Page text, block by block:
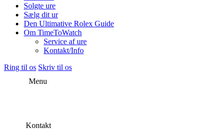
Solgte ure
Sælg dit ur
Den Ultimative Rolex Guide
Om TimeToWatch
Service af ure
Kontakt/Info
Ring til os Skriv til os
Menu
Kontakt